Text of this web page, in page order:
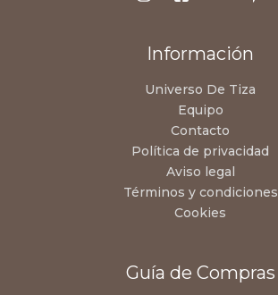
Información
Universo De Tiza
Equipo
Contacto
Política de privacidad
Aviso legal
Términos y condiciones
Cookies
Guía de Compras